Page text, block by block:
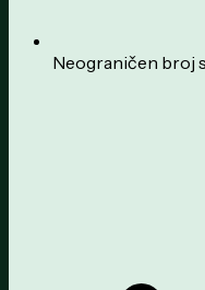
Neograničen broj